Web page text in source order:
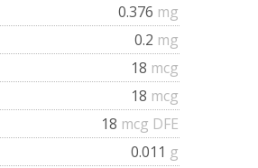
0.376 mg
0.2 mg
18 mcg
18 mcg
18 mcg DFE
0.011 g